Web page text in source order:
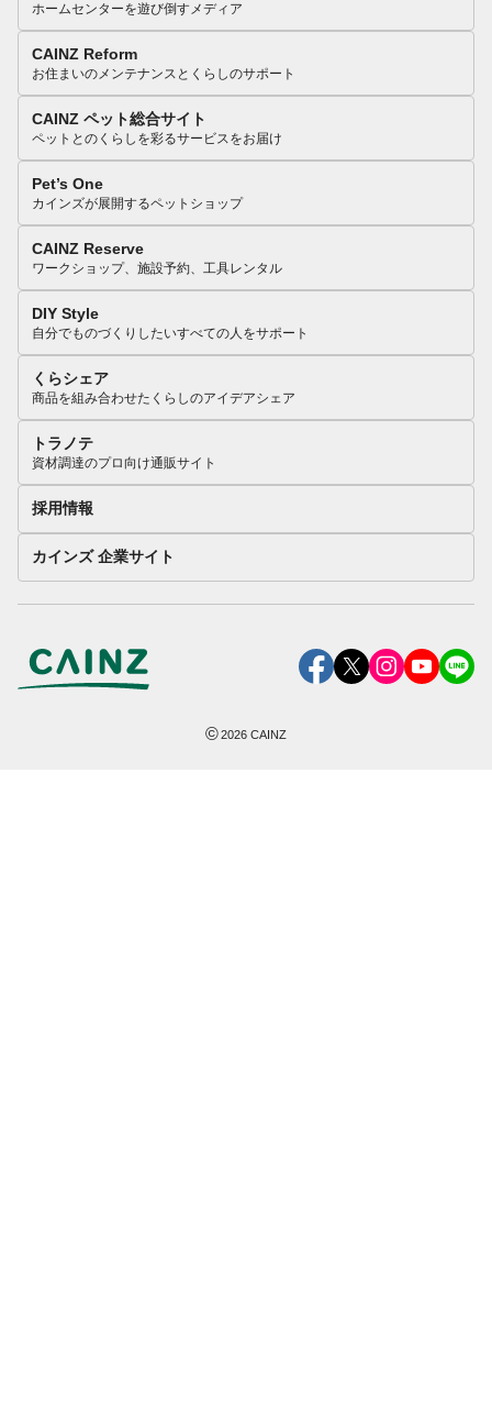
ホームセンターを遊び倒すメディア
CAINZ Reform
お住まいのメンテナンスとくらしのサポート
CAINZ ペット総合サイト
ペットとのくらしを彩るサービスをお届け
Pet’s One
カインズが展開するペットショップ
CAINZ Reserve
ワークショップ、施設予約、工具レンタル
DIY Style
自分でものづくりしたいすべての人をサポート
くらシェア
商品を組み合わせたくらしのアイデアシェア
トラノテ
資材調達のプロ向け通販サイト
採用情報
カインズ 企業サイト
©2026 CAINZ